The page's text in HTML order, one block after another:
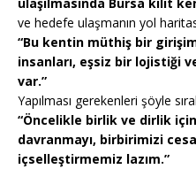
ulaşılmasında Bursa kilit
ve hedefe ulaşmanın yol
“Bu kentin müthiş bir
insanları, eşsiz bir lojistiği
var.”
Yapılması gerekenleri şöyle
“Öncelikle birlik ve dirlik
davranmayı, birbirimizi
içselleştirmemiz lazım.”